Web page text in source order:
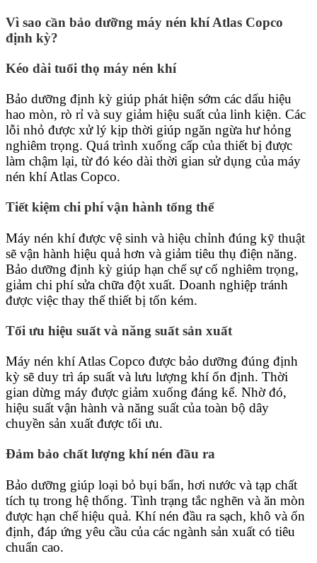
Vì sao cần bảo dưỡng máy nén khí Atlas Copco
định kỳ?
Kéo dài tuổi thọ máy nén khí
Bảo dưỡng định kỳ giúp phát hiện sớm các dấu hiệu
hao mòn, rò rỉ và suy giảm hiệu suất của linh kiện. Các
lỗi nhỏ được xử lý kịp thời giúp ngăn ngừa hư hỏng
nghiêm trọng. Quá trình xuống cấp của thiết bị được
làm chậm lại, từ đó kéo dài thời gian sử dụng của máy
nén khí Atlas Copco.
Tiết kiệm chi phí vận hành tổng thể
Máy nén khí được vệ sinh và hiệu chỉnh đúng kỹ thuật
sẽ vận hành hiệu quả hơn và giảm tiêu thụ điện năng.
Bảo dưỡng định kỳ giúp hạn chế sự cố nghiêm trọng,
giảm chi phí sửa chữa đột xuất. Doanh nghiệp tránh
được việc thay thế thiết bị tốn kém.
Tối ưu hiệu suất và năng suất sản xuất
Máy nén khí Atlas Copco được bảo dưỡng đúng định
kỳ sẽ duy trì áp suất và lưu lượng khí ổn định. Thời
gian dừng máy được giảm xuống đáng kể. Nhờ đó,
hiệu suất vận hành và năng suất của toàn bộ dây
chuyền sản xuất được tối ưu.
Đảm bảo chất lượng khí nén đầu ra
Bảo dưỡng giúp loại bỏ bụi bẩn, hơi nước và tạp chất
tích tụ trong hệ thống. Tình trạng tắc nghẽn và ăn mòn
được hạn chế hiệu quả. Khí nén đầu ra sạch, khô và ổn
định, đáp ứng yêu cầu của các ngành sản xuất có tiêu
chuẩn cao.